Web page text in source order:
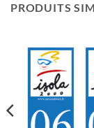
PRODUITS